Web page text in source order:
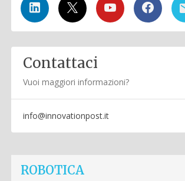
Contattaci
Vuoi maggiori informazioni?
info@innovationpost.it
ROBOTICA